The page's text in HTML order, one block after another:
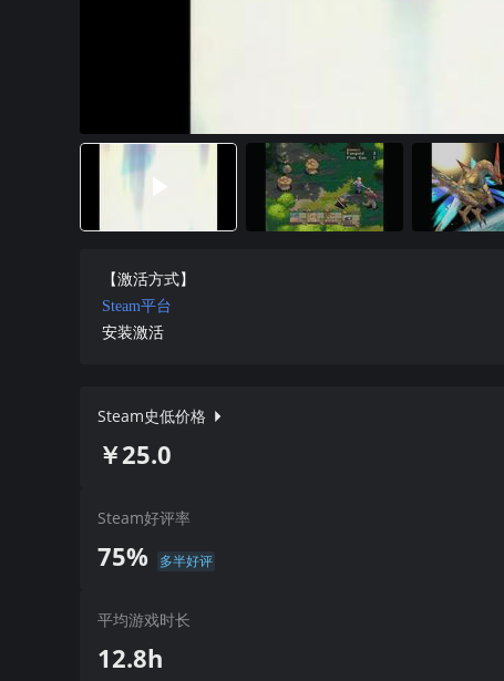
【激活方式】
Steam平台
安装激活
Steam史低价格
￥25.0
Steam好评率
75% 多半好评
平均游戏时长
12.8h